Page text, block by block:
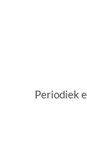
Periodiek